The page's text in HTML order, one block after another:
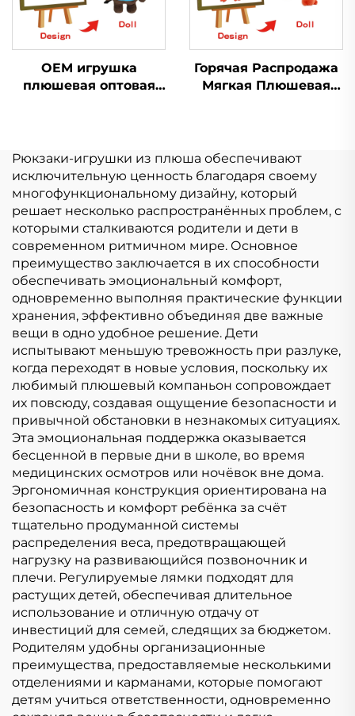
OEM игрушка
плюшевая оптовая
плюшевый брелок
Животное игрушка
мягкая Мягкие
игрушки для
животных
Горячая Распродажа
Мягкая Плюшевая
Индивидуальный
Логотип Мягкая
Плюшевая Игрушка
Настроить
Рюкзаки-игрушки из плюша обеспечивают
исключительную ценность благодаря своему
многофункциональному дизайну, который
решает несколько распространённых проблем, с
которыми сталкиваются родители и дети в
современном ритмичном мире. Основное
преимущество заключается в их способности
обеспечивать эмоциональный комфорт,
одновременно выполняя практические функции
хранения, эффективно объединяя две важные
вещи в одно удобное решение. Дети
испытывают меньшую тревожность при разлуке,
когда переходят в новые условия, поскольку их
любимый плюшевый компаньон сопровождает
их повсюду, создавая ощущение безопасности и
привычной обстановки в незнакомых ситуациях.
Эта эмоциональная поддержка оказывается
бесценной в первые дни в школе, во время
медицинских осмотров или ночёвок вне дома.
Эргономичная конструкция ориентирована на
безопасность и комфорт ребёнка за счёт
тщательно продуманной системы
распределения веса, предотвращающей
нагрузку на развивающийся позвоночник и
плечи. Регулируемые лямки подходят для
растущих детей, обеспечивая длительное
использование и отличную отдачу от
инвестиций для семей, следящих за бюджетом.
Родителям удобны организационные
преимущества, предоставляемые несколькими
отделениями и карманами, которые помогают
детям учиться ответственности, одновременно